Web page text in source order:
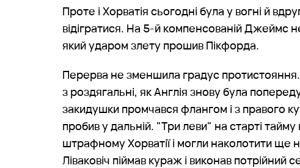
Проте і Хорватія сьогодні була у вогні й
відігратися. На 5-й компенсованій Джеймс
який ударом злету прошив Пікфорда.
Перерва не зменшила градус протистояння.
з роздягальні, як Англія знову була
закидушки промчався флангом і з правого
пробив у дальній. "Три леви" на старті
штрафному Хорватії і могли наколотити ще
Ліваковіч піймав кураж і виконав потрійний